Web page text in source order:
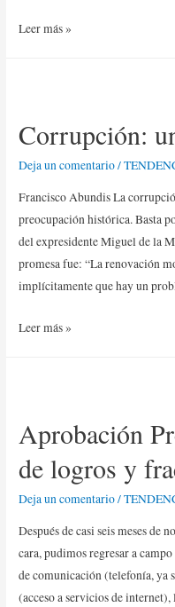
Leer más »
Corrupción:
Deja un comentario/
Francisco Abundis La
preocupación histórica. Basta
del expresidente Miguel de la
promesa fue: “La renovación
implícitamente que hay un
Leer más »
Aprobación
de logros y
Deja un comentario/
Después de casi seis meses de
cara, pudimos regresar a
de comunicación (telefonía, ya
(acceso a servicios de